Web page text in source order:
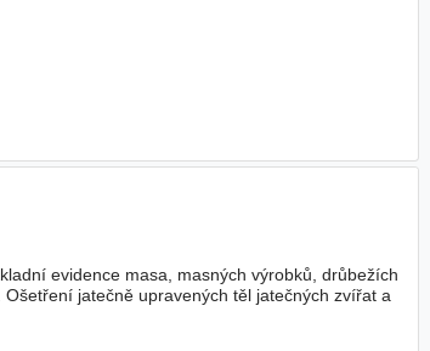
evidence masa, masných výrobků, drůbežích
jatečně upravených těl jatečných zvířat a